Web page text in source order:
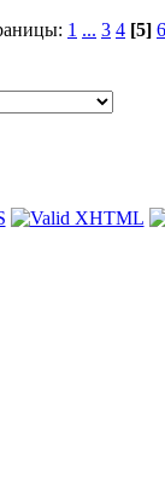
1 ... 3 4 [5] 6